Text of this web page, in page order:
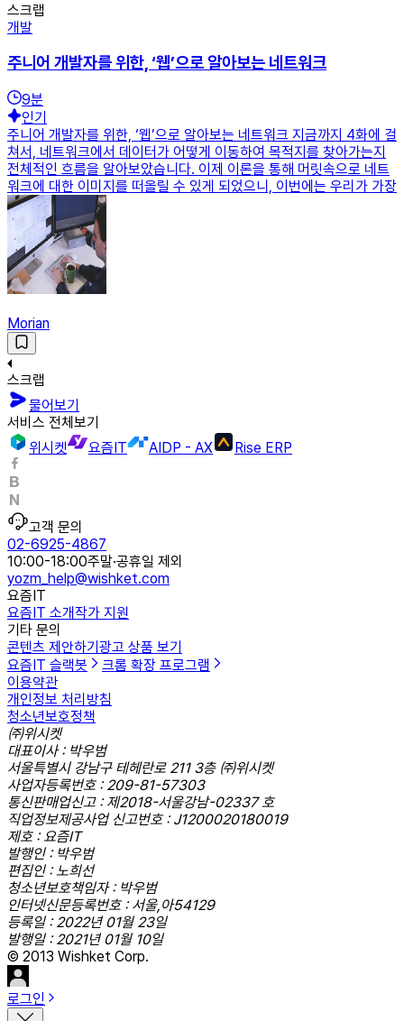
스크랩
개발
주니어 개발자를 위한, ‘웹’으로 알아보는 네트워크
9분
인기
주니어 개발자를 위한, ‘웹’으로 알아보는 네트워크 지금까지 4화에 걸
쳐서, 네트워크에서 데이터가 어떻게 이동하여 목적지를 찾아가는지
전체적인 흐름을 알아보았습니다. 이제 이론을 통해 머릿속으로 네트
워크에 대한 이미지를 떠올릴 수 있게 되었으니, 이번에는 우리가 가장
Morian
스크랩
물어보기
서비스 전체보기
위시켓
요즘IT AIDP - AX Rise ERP
고객 문의
02-6925-4867
10:00-18:00주말·공휴일 제외
yozm_help@wishket.com
요즘IT
요즘IT 소개작가 지원
기타 문의
콘텐츠 제안하기 광고 상품 보기
요즘IT 슬랙봇
크롬 확장 프로그램
이용약관
개인정보 처리방침
청소년보호정책
㈜위시켓
대표이사 : 박우범
서울특별시 강남구 테헤란로 211 3층 ㈜위시켓
사업자등록번호 : 209-81-57303
통신판매업신고 : 제2018-서울강남-02337 호
직업정보제공사업 신고번호 : J1200020180019
제호 : 요즘IT
발행인 : 박우범
편집인 : 노희선
청소년보호책임자 : 박우범
인터넷신문등록번호 : 서울,아54129
등록일 : 2022년 01월 23일
발행일 : 2021년 01월 10일
© 2013 Wishket Corp.
로그인